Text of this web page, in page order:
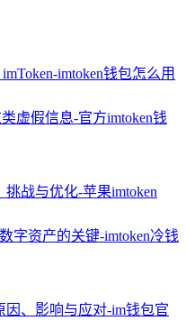
imtoken钱包怎么用
虚假信息-官方imtoken钱
挑战与优化-苹果imtoken
字资产的关键-imtoken冷钱
因、影响与应对-im钱包官